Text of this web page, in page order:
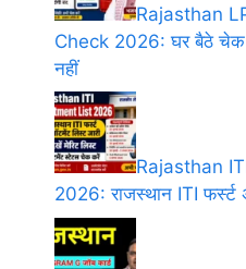
Rajasthan
Check 2026: घर बैठे चेक
नहीं
Rajasthan
2026: राजस्थान ITI फर्स्ट